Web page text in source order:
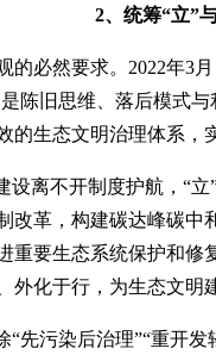
2、统筹“立”
必然要求。2022年3
陈旧思维、落后模式
生态文明治理体系，
设离不开制度护航，“
革，构建碳达峰碳
重要生态系统保护和
化于行，为生态文明
“先污染后治理”“重开